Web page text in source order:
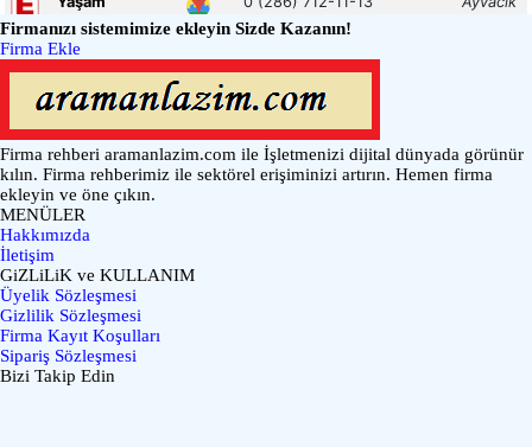
Firmanızı sistemimize ekleyin Sizde Kazanın!
Firma Ekle
Firma rehberi aramanlazim.com ile İşletmenizi dijital dünyada görünür
kılın. Firma rehberimiz ile sektörel erişiminizi artırın. Hemen firma
ekleyin ve öne çıkın.
MENÜLER
Hakkımızda
İletişim
GiZLiLiK ve KULLANIM
Üyelik Sözleşmesi
Gizlilik Sözleşmesi
Firma Kayıt Koşulları
Sipariş Sözleşmesi
Bizi Takip Edin